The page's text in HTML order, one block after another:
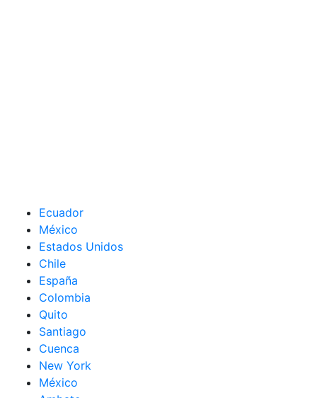
Ecuador
México
Estados Unidos
Chile
España
Colombia
Quito
Santiago
Cuenca
New York
México